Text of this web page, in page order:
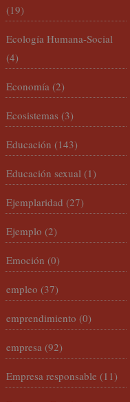
(19)
Ecología Humana-Social
(4)
Economía (2)
Ecosistemas (3)
Educación (143)
Educación sexual (1)
Ejemplaridad (27)
Ejemplo (2)
Emoción (0)
empleo (37)
emprendimiento (0)
empresa (92)
Empresa responsable (11)